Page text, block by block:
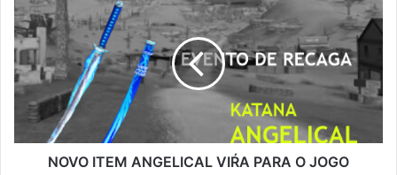
ITEM
ANGELICAL
VIŔA
PARA
O
JOGO
NOVO ITEM ANGELICAL VIŔA PARA O JOGO